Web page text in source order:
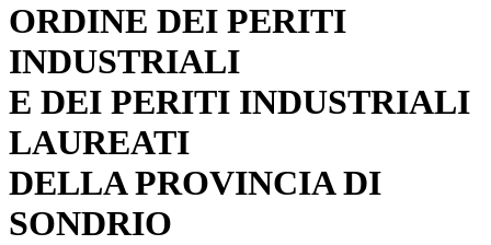
ORDINE DEI PERITI
INDUSTRIALI
E DEI PERITI INDUSTRIALI
LAUREATI
DELLA PROVINCIA DI
SONDRIO